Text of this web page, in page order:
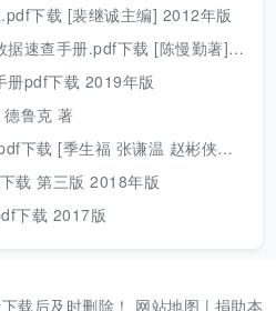
下载 [裴继诚主编] 2012年版
查手册.pdf下载 [陈慢勤著] 2010年版
册pdf下载 2019年版
鲁克 著
[季生福 张谦温 赵彬侠编] 2011年版
载 第三版 2018年版
下载 2017版
载后及时删除！ 网站地图 | 捐助本